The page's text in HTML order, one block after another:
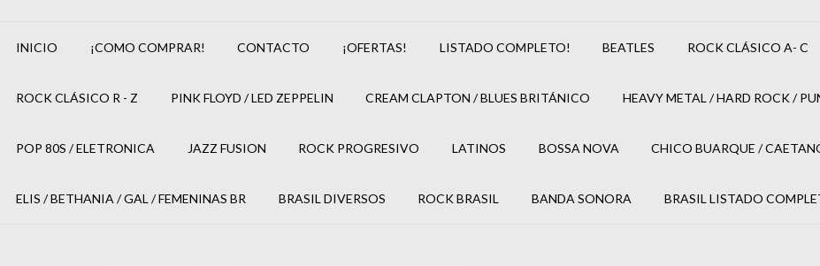
INICIO ¡COMO COMPRAR! CONTACTO ¡OFERTAS! LISTADO COMPLETO! BEATLES ROCK CLÁSICO A- C
ROCK CLÁSICO R - Z PINK FLOYD / LED ZEPPELIN CREAM CLAPTON / BLUES BRITÁNICO HEAVY METAL / HARD ROCK /
POP 80S / ELETRONICA JAZZ FUSION ROCK PROGRESIVO LATINOS BOSSA NOVA CHICO BUARQUE /
ELIS / BETHANIA / GAL / FEMENINAS BR BRASIL DIVERSOS ROCK BRASIL BANDA SONORA BRASIL LISTADO